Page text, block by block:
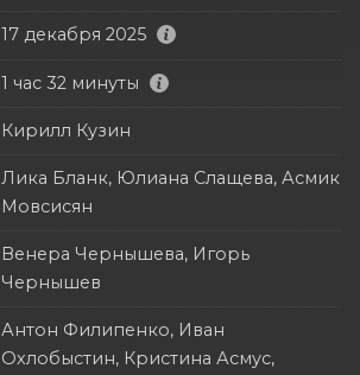
17 декабря 2025
1 час 32 минуты
Кирилл Кузин
Лика Бланк, Юлиана Слащева, Асмик
Мовсисян
Венера Чернышева, Игорь
Чернышев
Антон Филипенко, Иван
Охлобыстин, Кристина Асмус,